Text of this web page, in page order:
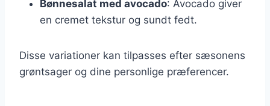
Bønnesalat med avocado: Avocado giver
en cremet tekstur og sundt fedt.
Disse variationer kan tilpasses efter sæsonens
grøntsager og dine personlige præferencer.